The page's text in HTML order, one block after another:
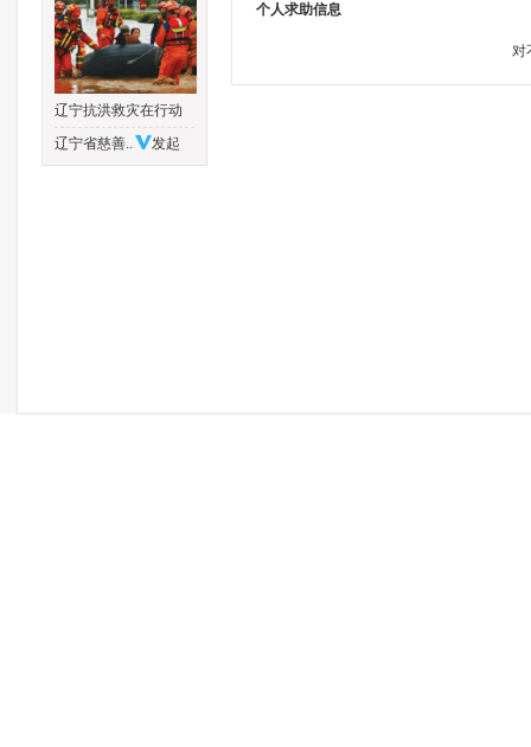
辽宁抗洪救灾在行动
辽宁省慈善..
发起
个人求助信息
对